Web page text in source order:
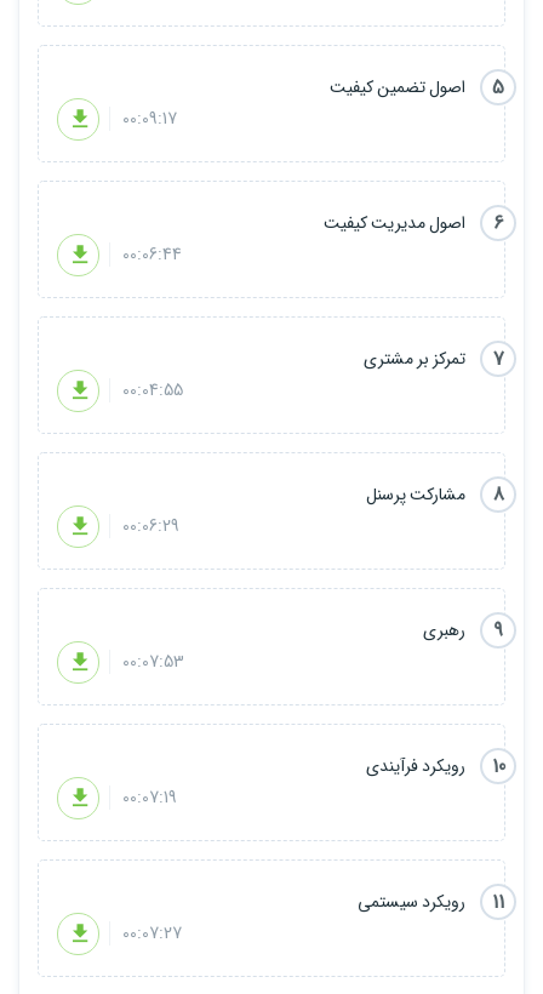
5
اصول تضمین کیفیت
00:09:17
6
اصول مدیریت کیفیت
00:06:44
7
تمرکز بر مشتری
00:04:55
8
مشارکت پرسنل
00:06:29
9
رهبری
00:07:53
10
رویکرد فرآیندی
00:07:19
11
رویکرد سیستمی
00:07:27